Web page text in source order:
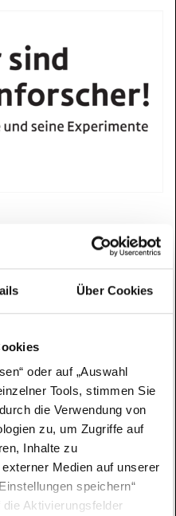
Über Cookies
oder auf „Auswahl
Tools, stimmen Sie
die Verwendung von
zu, um Zugriffe auf
Inhalte zu
Medien auf unserer
speichern“
Aktivierungsfelder
schlüpfen
von Hirnforschern und
die Antworten
Die Reihe ist auf fünf
Sachunterricht
kostenlos Materialien
und Anleitungen
Einrichtungen.
der Reihe gehört
hören, tasten und
und den Kindern
gibt.